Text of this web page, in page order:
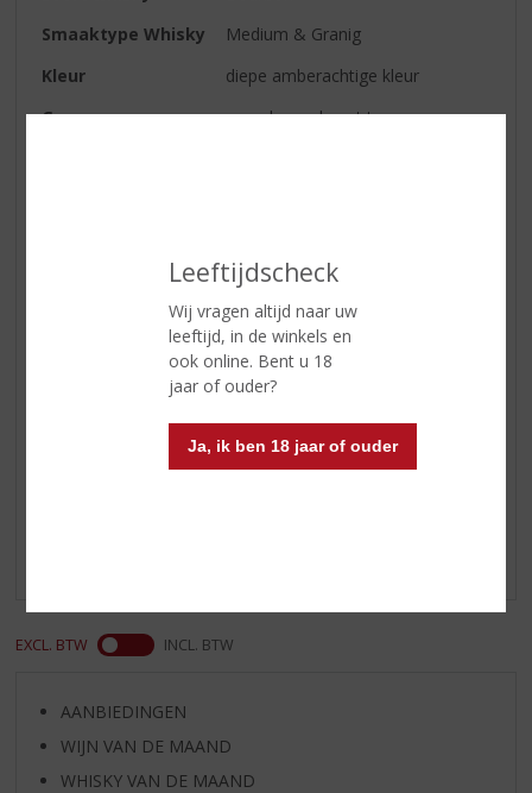
Leeftijdscheck
Wij vragen altijd naar uw
leeftijd, in de winkels en
ook online. Bent u 18
jaar of ouder?
Ja, ik ben 18 jaar of ouder
Smaaktype Whisky
Medium & Granig
Kleur
diepe amberachtige kleur
Geur
complex en bevat tonen van
kruidigheid die eiken verraadt.
Toffee, donker fruit en anijs
deze soepele whiskey heeft een
lange afdronk en een serieuze
diepte
Reviews
EXCL. BTW INCL. BTW
AANBIEDINGEN
WIJN VAN DE MAAND
WHISKY VAN DE MAAND